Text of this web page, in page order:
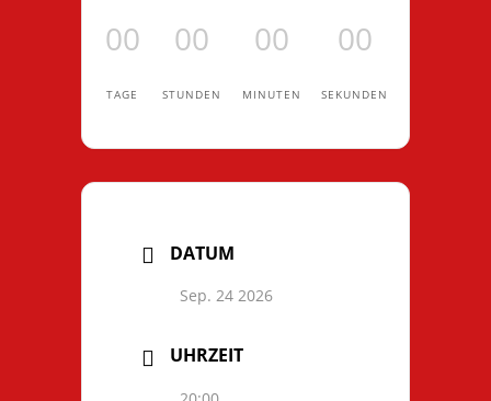
00
TAGE
00
STUNDEN
00
MINUTEN
00
SEKUNDEN
DATUM
Sep. 24 2026
UHRZEIT